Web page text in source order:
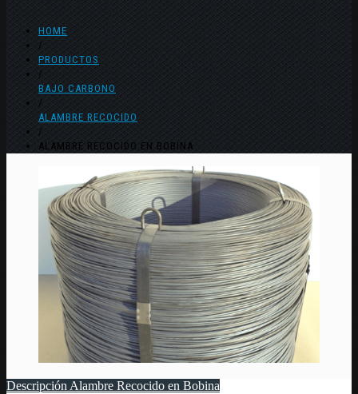
HOME
/
PRODUCTOS
/
BAJO CARBONO
/
ALAMBRE RECOCIDO
/
ALAMBRE RECOCIDO EN BOBINA
Descripción Alambre Recocido en Bobina